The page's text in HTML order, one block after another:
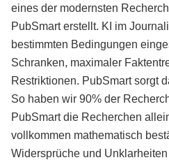
eines der modernsten
PubSmart erstellt. KI im
bestimmten Bedingungen
Schranken, maximaler
Restriktionen. PubSmart sorgt
So haben wir 90% der
PubSmart die Recherchen
vollkommen mathematisch
Widersprüche und